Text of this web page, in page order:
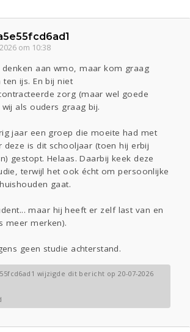
om 10:38
aan wmo, maar kom graag
ijs. En bij niet
zorg (maar wel goede
als ouders graag bij.
jaar een groep die moeite had met
deze is dit schooljaar (toen hij erbij
gestopt. Helaas. Daarbij keek deze
terwijl het ook écht om persoonlijke
gaat.
maar hij heeft er zelf last van en
meer merken).
geen studie achterstand.
wijzigde dit bericht op 20-07-2026